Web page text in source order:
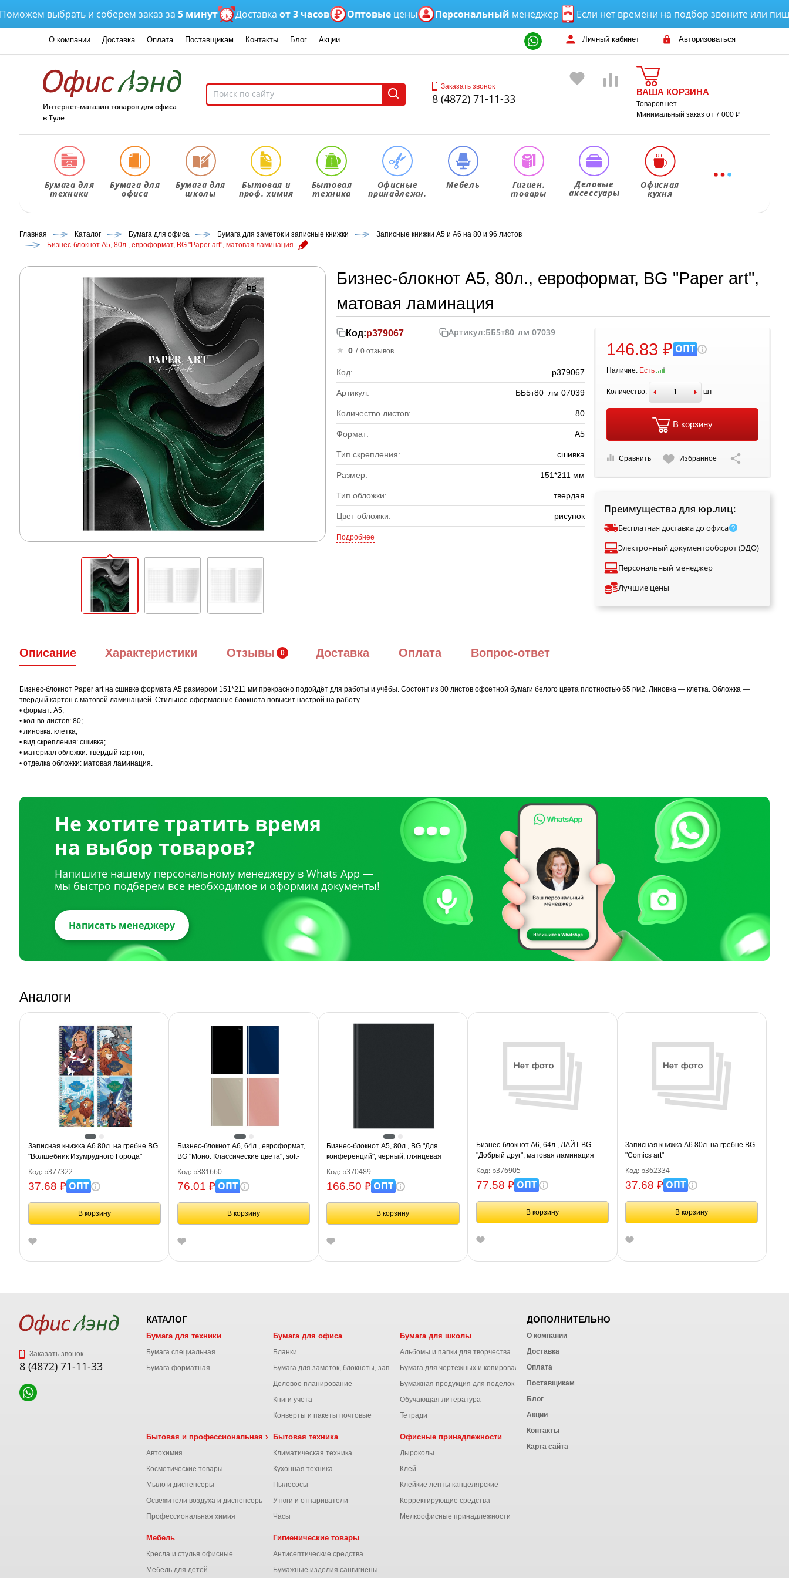
выбрать и соберем заказ за5 минут Доставкаот 3 часов Оптовыецены Персональныйменеджер Если нет времени на подбор звоните или пишите!
Личный кабинет Авторизоваться
О компании Доставка Оплата Поставщикам Контакты Блог Акции
Интернет-магазин товаров для офиса
в Туле
Заказать звонок
8 (4872) 71-11-33 ВАША КОРЗИНА
Товаров нет
Минимальный заказ от 7 000 ₽
Бумага для
техники
Бумага для
офиса
Бумага для
школы
Бытовая и
проф. химия
Бытовая
техника
Офисные
принадлежн.
Мебель Гигиен.
товары
Деловые
аксессуары
Офисная
кухня
Главная Каталог Бумага для офиса Бумага для заметок и записные книжки
Записные книжки А5 и А6 на 80 и 96 листов
Бизнес-блокнот А5, 80л., евроформат, BG "Paper art", матовая ламинация
Бизнес-блокнот А5, 80л., евроформат, BG "Paper art",
матовая ламинация
Код:р379067 Артикул:ББ5т80_лм 07039
0 / 0 отзывов
Код: р379067
Артикул: ББ5т80_лм 07039
Количество листов: 80
Формат: А5
Тип скрепления: сшивка
Размер: 151*211 мм
Тип обложки: твердая
Цвет обложки: рисунок
Подробнее
146.83 ₽ ОПТ
Наличие: Есть
Количество: шт
В корзину
Сравнить Избранное
Преимущества для юр.лиц:
Бесплатная доставка до офиса
Электронный документооборот (ЭДО)
Персональный менеджер
Лучшие цены
Описание Характеристики Отзывы Доставка Оплата Вопрос-ответ
Бизнес-блокнот Paper art на сшивке формата А5 размером 151*211 мм прекрасно подойдёт для работы и учёбы. Состоит из 80 листов офсетной бумаги белого цвета плотностью 65 г/м2. Линовка — клетка. Обложка —
твёрдый картон с матовой ламинацией. Стильное оформление блокнота повысит настрой на работу.
• формат: А5;
• кол-во листов: 80;
• линовка: клетка;
• вид скрепления: сшивка;
• материал обложки: твёрдый картон;
• отделка обложки: матовая ламинация.
Не хотите тратить время
на выбор товаров?
Напишите нашему персональному менеджеру в Whats App —
мы быстро подберем все необходимое и оформим документы!
Написать менеджеру
Аналоги
Записная книжка А6 80л. на гребне BG
"Волшебник Изумрудного Города"
Код: р377322
37.68 ₽ОПТ
В корзину
Бизнес-блокнот А6, 64л., евроформат,
BG "Моно. Классические цвета", soft-
touch ламинация
Код: р381660
76.01 ₽ОПТ
В корзину
Бизнес-блокнот А5, 80л., BG "Для
конференций", черный, глянцевая
ламинация
Код: р370489
166.50 ₽ОПТ
В корзину
Бизнес-блокнот А6, 64л., ЛАЙТ BG
"Добрый друг", матовая ламинация
Код: р376905
77.58 ₽ОПТ
В корзину
Записная книжка А6 80л. на гребне BG
"Comics art"
Код: р362334
37.68 ₽ОПТ
В корзину
Заказать звонок
8 (4872) 71-11-33
КАТАЛОГ
Бумага для техники
Бумага специальная
Бумага форматная
Бумага для офиса
Бланки
Бумага для заметок, блокноты, записные книжки
Деловое планирование
Книги учета
Конверты и пакеты почтовые
Бумага для школы
Альбомы и папки для творчества
Бумага для чертежных и копировальных работ
Бумажная продукция для поделок
Обучающая литература
Тетради
Бытовая и профессиональная химия
Автохимия
Косметические товары
Мыло и диспенсеры
Освежители воздуха и диспенсеры
Профессиональная химия
Бытовая техника
Климатическая техника
Кухонная техника
Пылесосы
Утюги и отпариватели
Часы
Офисные принадлежности
Дыроколы
Клей
Клейкие ленты канцелярские
Корректирующие средства
Мелкоофисные принадлежности
Мебель
Кресла и стулья офисные
Мебель для детей
Гигиенические товары
Антисептические средства
Бумажные изделия сангигиены
ДОПОЛНИТЕЛЬНО
О компании
Доставка
Оплата
Поставщикам
Блог
Акции
Контакты
Карта сайта